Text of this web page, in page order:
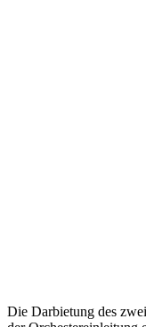
Die Darbietung des